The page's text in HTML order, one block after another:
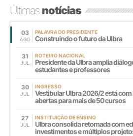
Últimasnotícias
03
AGO
PALAVRA DO PRESIDENTE
Construindo o futuro da Ulbra
31
JUL
ROTEIRO NACIONAL
Presidente da Ulbra amplia
estudantes e professores
30
JUL
INGRESSO
Vestibular Ulbra 2026/2 está
abertas para mais de 50 cursos
27
JUL
INSTITUIÇÃO DE ENSINO
Ulbra consolida retomada com
investimentos e múltiplos